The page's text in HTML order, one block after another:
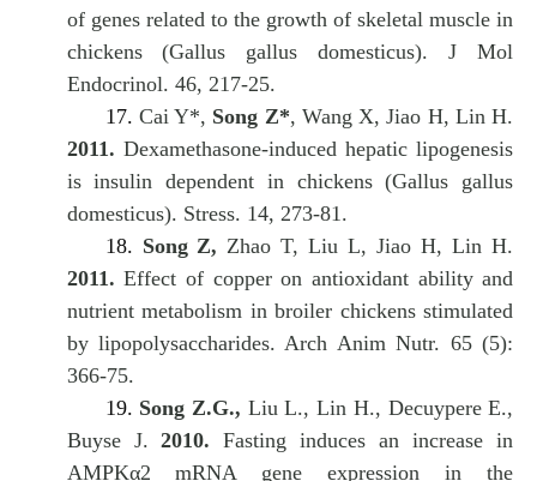
of genes related to the growth of skeletal muscle in
chickens (Gallus gallus domesticus). J Mol
Endocrinol. 46, 217-25.
17. Cai Y*, Song Z*, Wang X, Jiao H, Lin H.
2011. Dexamethasone-induced hepatic lipogenesis
is insulin dependent in chickens (Gallus gallus
domesticus). Stress. 14, 273-81.
18. Song Z,Zhao T, Liu L, Jiao H, Lin H.
2011.Effect of copper on antioxidant ability and
nutrient metabolism in broiler chickens stimulated
by lipopolysaccharides. Arch Anim Nutr. 65 (5):
366-75.
19. Song Z.G., Liu L., Lin H., Decuypere E.,
Buyse J.2010.
Fasting induces an increase in
AMPKα2 mRNA gene expression in the